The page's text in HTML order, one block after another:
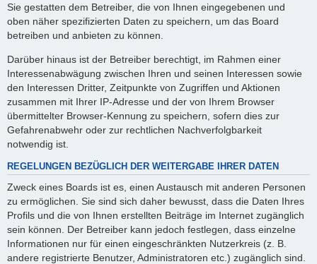
Sie gestatten dem Betreiber, die von Ihnen eingegebenen und
oben näher spezifizierten Daten zu speichern, um das Board
betreiben und anbieten zu können.
Darüber hinaus ist der Betreiber berechtigt, im Rahmen einer
Interessenabwägung zwischen Ihren und seinen Interessen sowie
den Interessen Dritter, Zeitpunkte von Zugriffen und Aktionen
zusammen mit Ihrer IP-Adresse und der von Ihrem Browser
übermittelter Browser-Kennung zu speichern, sofern dies zur
Gefahrenabwehr oder zur rechtlichen Nachverfolgbarkeit
notwendig ist.
REGELUNGEN BEZÜGLICH DER WEITERGABE IHRER DATEN
Zweck eines Boards ist es, einen Austausch mit anderen Personen
zu ermöglichen. Sie sind sich daher bewusst, dass die Daten Ihres
Profils und die von Ihnen erstellten Beiträge im Internet zugänglich
sein können. Der Betreiber kann jedoch festlegen, dass einzelne
Informationen nur für einen eingeschränkten Nutzerkreis (z. B.
andere registrierte Benutzer, Administratoren etc.) zugänglich sind.